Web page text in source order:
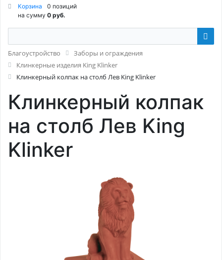
Корзина
0 позиций
на сумму 0 руб.
Благоустройство
Заборы и ограждения
Клинкерные изделия King Klinker
Клинкерный колпак на столб Лев King Klinker
Клинкерный колпак
на столб Лев King
Klinker